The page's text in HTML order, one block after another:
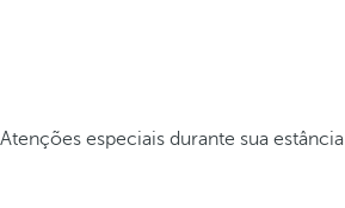
Atenções especiais durante sua estância